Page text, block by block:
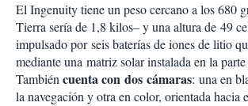
El Ingenuity tiene un peso cercano a los 680
Tierra sería de 1,8 kilos– y una altura de 49
impulsado por seis baterías de iones de litio
mediante una matriz solar instalada en la
Tambiéncuenta con dos cámaras: una en
la navegación y otra en color, orientada hacia